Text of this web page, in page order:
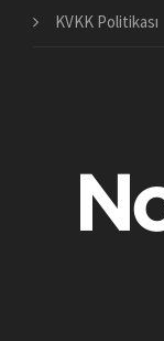
KVKK Politikası